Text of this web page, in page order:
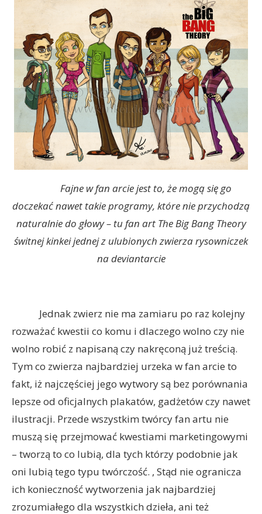
Fajne w fan arcie jest to, że mogą się go
doczekać nawet takie programy, które nie przychodzą
naturalnie do głowy – tu fan art The Big Bang Theory
świtnej kinkei jednej z ulubionych zwierza rysowniczek
na deviantarcie
Jednak zwierz nie ma zamiaru po raz kolejny
rozważać kwestii co komu i dlaczego wolno czy nie
wolno robić z napisaną czy nakręconą już treścią.
Tym co zwierza najbardziej urzeka w fan arcie to
fakt, iż najczęściej jego wytwory są bez porównania
lepsze od oficjalnych plakatów, gadżetów czy nawet
ilustracji. Przede wszystkim twórcy fan artu nie
muszą się przejmować kwestiami marketingowymi
– tworzą to co lubią, dla tych którzy podobnie jak
oni lubią tego typu twórczość. , Stąd nie ogranicza
ich konieczność wytworzenia jak najbardziej
zrozumiałego dla wszystkich dzieła, ani też